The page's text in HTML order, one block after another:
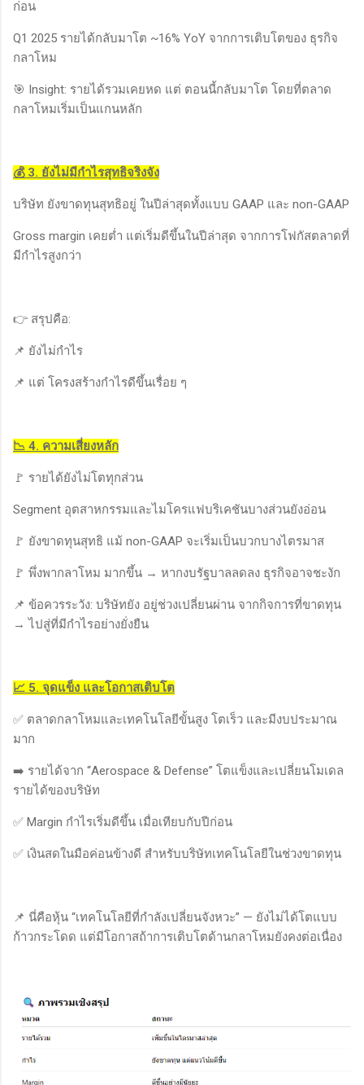
ก่อน
Q1 2025 รายได้กลับมาโต ~16% YoY จากการเติบโตของ ธุรกิจ
กลาโหม
🎯 Insight: รายได้รวมเคยหด แต่ ตอนนี้กลับมาโต โดยที่ตลาด
กลาโหมเริ่มเป็นแกนหลัก
💰 3. ยังไม่มีกำไรสุทธิจริงจัง
บริษัท ยังขาดทุนสุทธิอยู่ ในปีล่าสุดทั้งแบบ GAAP และ non-GAAP
Gross margin เคยต่ำ แต่เริ่มดีขึ้นในปีล่าสุด จากการโฟกัสตลาดที่
มีกำไรสูงกว่า
👉 สรุปคือ:
📌 ยังไม่กำไร
📌 แต่ โครงสร้างกำไรดีขึ้นเรื่อย ๆ
📉 4. ความเสี่ยงหลัก
🚩 รายได้ยังไม่โตทุกส่วน
Segment อุตสาหกรรมและไมโครแฟบริเคชันบางส่วนยังอ่อน
🚩 ยังขาดทุนสุทธิ แม้ non-GAAP จะเริ่มเป็นบวกบางไตรมาส
🚩 พึ่งพากลาโหม มากขึ้น → หากงบรัฐบาลลดลง ธุรกิจอาจชะงัก
📌 ข้อควรระวัง: บริษัทยัง อยู่ช่วงเปลี่ยนผ่าน จากกิจการที่ขาดทุน
→ ไปสู่ที่มีกำไรอย่างยั่งยืน
📈 5. จุดแข็ง และโอกาสเติบโต
✅ ตลาดกลาโหมและเทคโนโลยีขั้นสูง โตเร็ว และมีงบประมาณ
มาก
➡️ รายได้จาก “Aerospace & Defense” โตแข็งและเปลี่ยนโมเดล
รายได้ของบริษัท
✅ Margin กำไรเริ่มดีขึ้น เมื่อเทียบกับปีก่อน
✅ เงินสดในมือค่อนข้างดี สำหรับบริษัทเทคโนโลยีในช่วงขาดทุน
📌 นี่คือหุ้น “เทคโนโลยีที่กำลังเปลี่ยนจังหวะ” — ยังไม่ได้โตแบบ
ก้าวกระโดด แต่มีโอกาสถ้าการเติบโตด้านกลาโหมยังคงต่อเนื่อง